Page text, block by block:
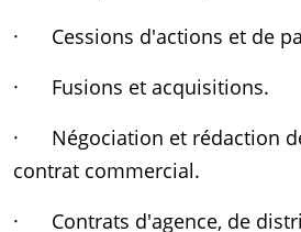
· Cessions d'actions et de
· Fusions et acquisitions.
· Négociation et rédaction
contrat commercial.
· Contrats d'agence, de